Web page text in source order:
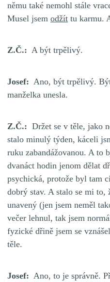
němu také nemohl stále
Musel jsem odžít tu karmu.
Z.Č.: A být trpělivý.
Josef: Ano, být trpělivý.
manželka unesla.
Z.Č.: Držet se v těle, jako
stalo minulý týden, káceli
ruku zabandážovanou. A to
dvanáct hodin jenom dělat
psychická, protože byl tam
dobrý stav. A stalo se mi to,
unavený (jen jsem neměl
večer lehnul, tak jsem
fyzické dřině jsem se
těle.
Josef: Ano, to je správně.